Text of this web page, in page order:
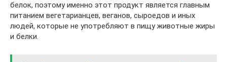
белок, поэтому именно этот продукт является главным
питанием вегетарианцев, веганов, сыроедов и иных
людей, которые не употребляют в пищу животные жиры
и белки.